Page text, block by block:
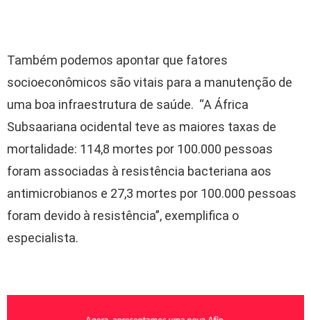
Também podemos apontar que fatores
socioeconômicos são vitais para a manutenção de
uma boa infraestrutura de saúde. “A África
Subsaariana ocidental teve as maiores taxas de
mortalidade: 114,8 mortes por 100.000 pessoas
foram associadas à resistência bacteriana aos
antimicrobianos e 27,3 mortes por 100.000 pessoas
foram devido à resistência”, exemplifica o
especialista.